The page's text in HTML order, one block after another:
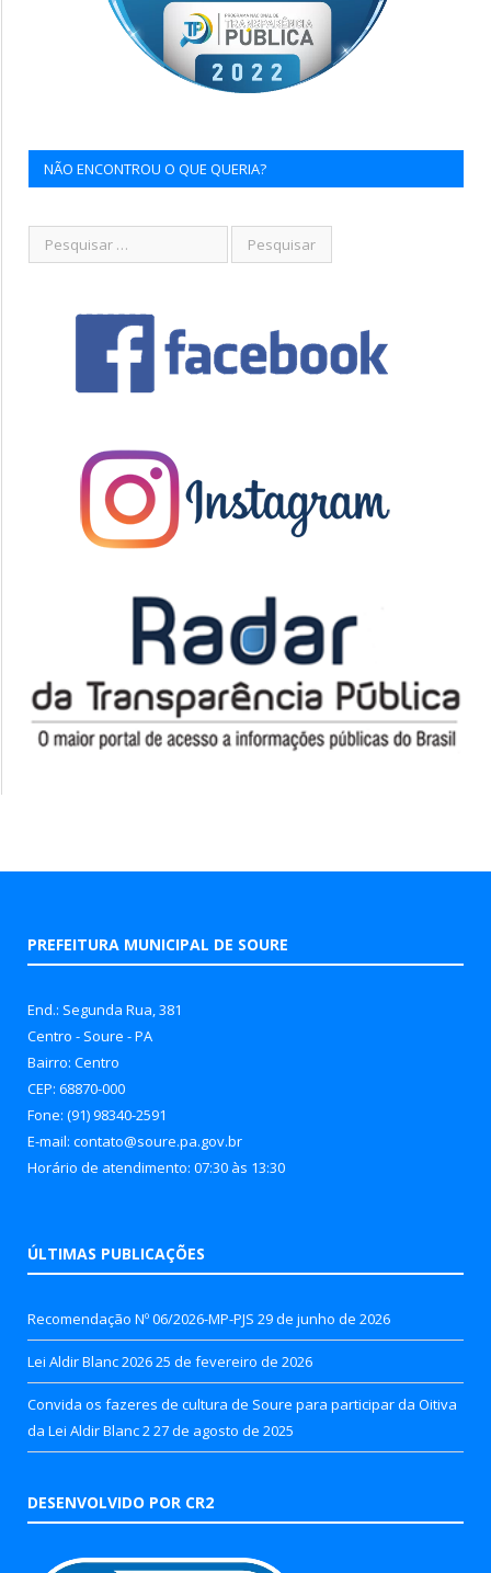
NÃO ENCONTROU O QUE QUERIA?
PREFEITURA MUNICIPAL DE SOURE
End.: Segunda Rua, 381
Centro - Soure - PA
Bairro: Centro
CEP: 68870-000
Fone: (91) 98340-2591
E-mail: contato@soure.pa.gov.br
Horário de atendimento: 07:30 às 13:30
ÚLTIMAS PUBLICAÇÕES
Recomendação Nº 06/2026-MP-PJS 29 de junho de 2026
Lei Aldir Blanc 202625 de fevereiro de 2026
Convida os fazeres de cultura de Soure para participar da Oitiva
da Lei Aldir Blanc 2 27 de agosto de 2025
DESENVOLVIDO POR CR2